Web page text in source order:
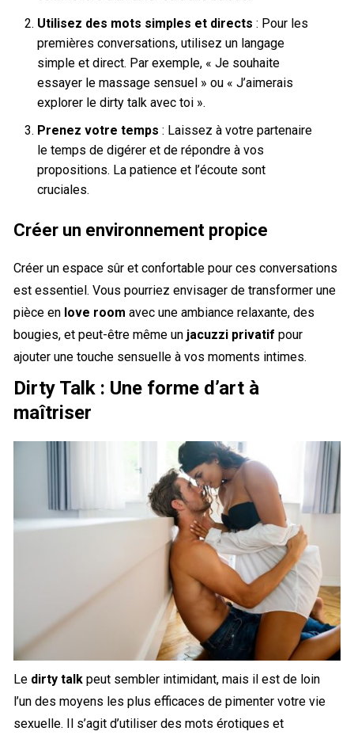
Utilisez des mots simples et directs : Pour les
premières conversations, utilisez un langage
simple et direct. Par exemple, « Je souhaite
essayer le massage sensuel » ou « J’aimerais
explorer le dirty talk avec toi ».
Prenez votre temps : Laissez à votre partenaire
le temps de digérer et de répondre à vos
propositions. La patience et l’écoute sont
cruciales.
Créer un environnement propice
Créer un espace sûr et confortable pour ces conversations
est essentiel. Vous pourriez envisager de transformer une
pièce en love room avec une ambiance relaxante, des
bougies, et peut-être même un jacuzzi privatif pour
ajouter une touche sensuelle à vos moments intimes.
Dirty Talk : Une forme d’art à
maîtriser
Le dirty talk peut sembler intimidant, mais il est de loin
l’un des moyens les plus efficaces de pimenter votre vie
sexuelle. Il s’agit d’utiliser des mots érotiques et